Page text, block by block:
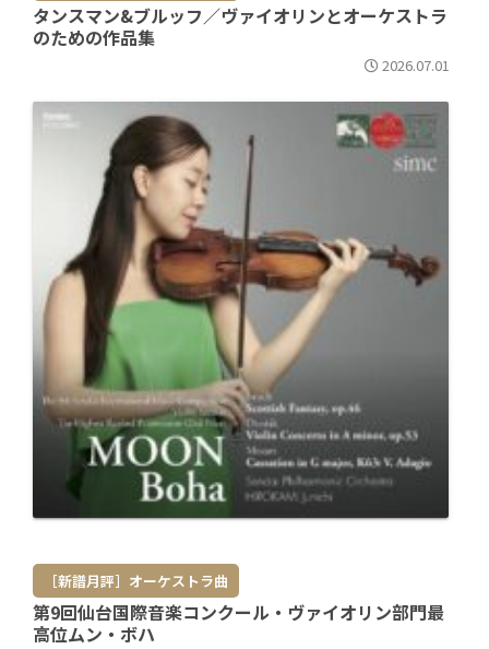
タンスマン&ブルッフ／ヴァイオリンとオーケストラ
のための作品集
2026.07.01
［新譜月評］オーケストラ曲
第9回仙台国際音楽コンクール・ヴァイオリン部門最
高位ムン・ボハ